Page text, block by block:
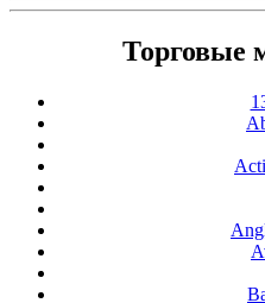
Торговые